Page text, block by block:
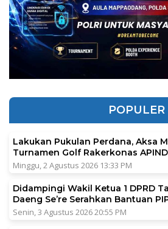
POPULER
Lakukan Pukulan Perdana, Aksa
Turnamen Golf Rakerkonas
Minggu, 2 Agustus 2026 13:33 PM
Didampingi Wakil Ketua 1 DPRD
Daeng Se’re Serahkan Bantuan
Senin, 3 Agustus 2026 20:55 PM